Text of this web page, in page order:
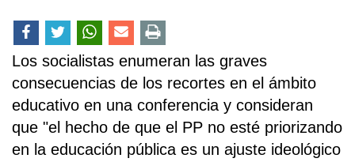
Los socialistas enumeran las graves
consecuencias de los recortes en el ámbito
educativo en una conferencia y consideran
que "el hecho de que el PP no esté priorizando
en la educación pública es un ajuste ideológico